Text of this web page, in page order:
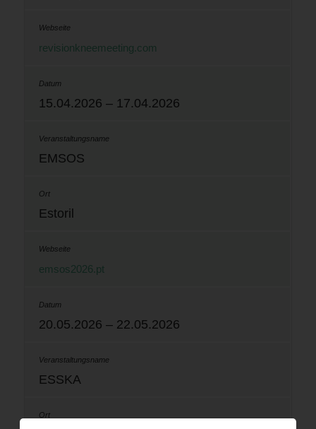
revisionkneemeeting.com
15.04.2026 – 17.04.2026
EMSOS
Estoril
emsos2026.pt
20.05.2026 – 22.05.2026
ESSKA